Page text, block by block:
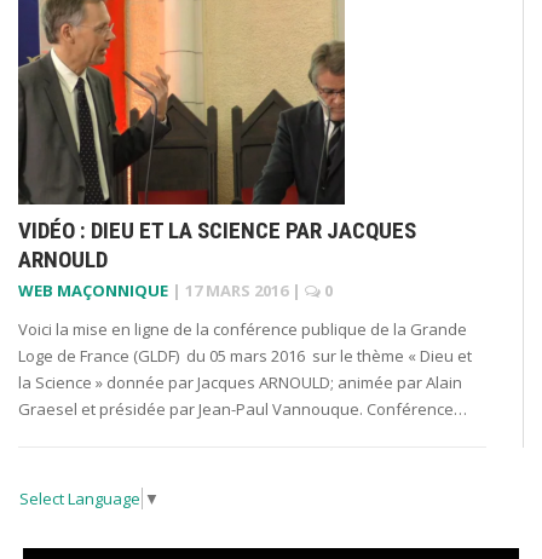
VIDÉO : DIEU ET LA SCIENCE PAR JACQUES
ARNOULD
WEB MAÇONNIQUE | 17 MARS 2016 |
0
Voici la mise en ligne de la conférence publique de la Grande
Loge de France (GLDF) du 05 mars 2016 sur le thème « Dieu et
la Science » donnée par Jacques ARNOULD; animée par Alain
Graesel et présidée par Jean-Paul Vannouque. Conférence…
Select Language ▼